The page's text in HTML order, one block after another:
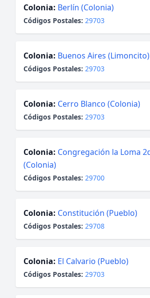
Colonia: Berlín (Colonia)
Códigos Postales: 29703
Colonia: Buenos Aires
Códigos Postales: 29703
Colonia: Cerro Blanco (Colonia)
Códigos Postales: 29703
Colonia: Congregación la Loma
(Colonia)
Códigos Postales: 29700
Colonia: Constitución (Pueblo)
Códigos Postales: 29708
Colonia: El Calvario (Pueblo)
Códigos Postales: 29703